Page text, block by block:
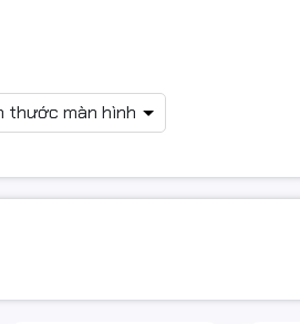
thước màn hình